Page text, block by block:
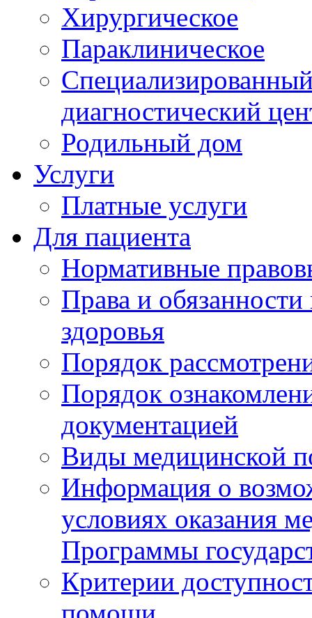
Хирургическое
Параклиническое
диагностический
Родильный дом
Услуги
Платные услуги
Для пациента
Нормативные
Права и
здоровья
Порядок
Порядок
документацией
Виды медицинской
Информация о
условиях оказания
Программы
Критерии